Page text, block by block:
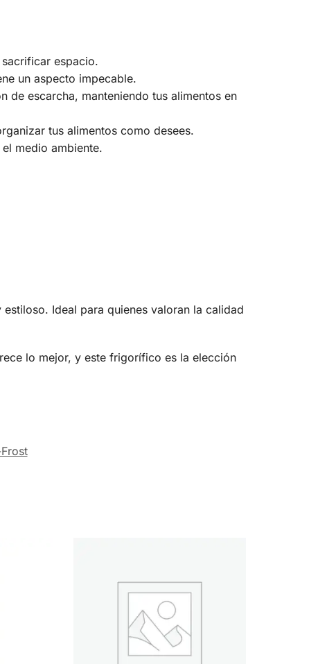
espacio.
un aspecto impecable.
de escarcha, manteniendo tus alimentos en
tus alimentos como desees.
medio ambiente.
Ideal para quienes valoran la calidad
lo mejor, y este frigorífico es la elección